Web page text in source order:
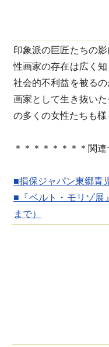
印象派の巨匠たちの
性画家の存在は広く
社会的不利益を被る
画家として生き抜い
の多くの女性たちも様
＊＊＊＊＊＊＊＊関
■損保ジャパン東郷青
■『ベルト・モリゾ展
まで）